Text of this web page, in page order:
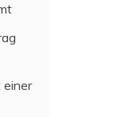
einer